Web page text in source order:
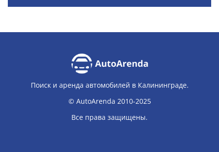
Поиск и аренда автомобилей в Калининграде.
© AutoArenda 2010-2025
Все права защищены.